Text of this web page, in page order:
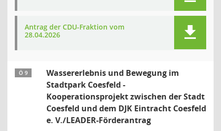
Antrag der CDU-Fraktion vom
28.04.2026
Ö 9
Wassererlebnis und Bewegung im
Stadtpark Coesfeld -
Kooperationsprojekt zwischen der Stadt
Coesfeld und dem DJK Eintracht Coesfeld
e. V./LEADER-Förderantrag